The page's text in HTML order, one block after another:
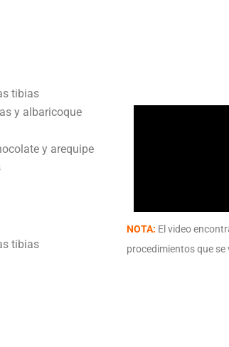
tibias
y albaricoque
y arequipe
tibias
NOTA: El video
procedimientos que